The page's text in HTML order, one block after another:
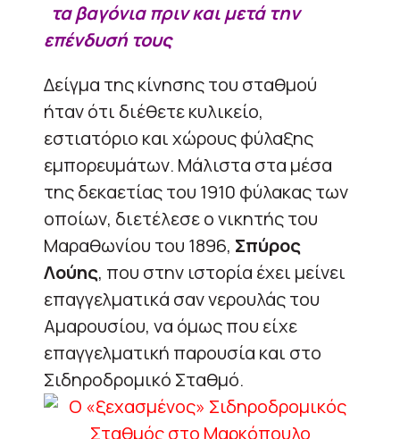
τα βαγόνια πριν και μετά την
επένδυσή τους
Δείγμα της κίνησης του σταθμού
ήταν ότι διέθετε κυλικείο,
εστιατόριο και χώρους φύλαξης
εμπορευμάτων. Μάλιστα στα μέσα
της δεκαετίας του 1910 φύλακας των
οποίων, διετέλεσε ο νικητής του
Μαραθωνίου του 1896, Σπύρος
Λούης, που στην ιστορία έχει μείνει
επαγγελματικά σαν νερουλάς του
Αμαρουσίου, να όμως που είχε
επαγγελματική παρουσία και στο
Σιδηροδρομικό Σταθμό.